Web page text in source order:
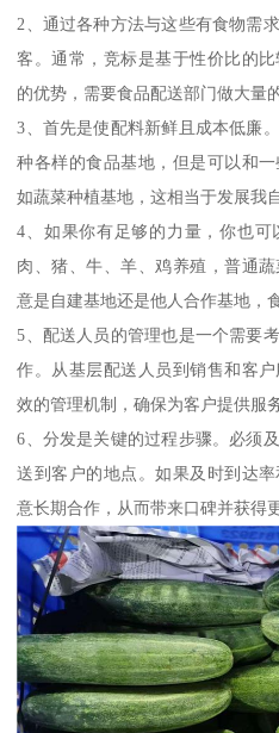
2、通过各种方法与这些有食物需
客。通常，竞标是基于性价比的
的优势，需要食品配送部门做大量
3、首先是使配料新鲜且成本低廉
种各样的食品基地，但是可以和
如蔬菜种植基地，这相当于发展我
4、如果你有足够的力量，你也
肉、猪、牛、羊、鸡养殖，普通
意是自建基地还是他人合作基地，
5、配送人员的管理也是一个需要
作。从基层配送人员到销售和客
效的管理机制，确保为客户提供服
6、分发是关键的过程步骤。必须
送到客户的地点。如果及时到达
意长期合作，从而带来口碑并获得